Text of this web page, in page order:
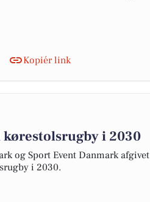
Kopiér link
i 2030
og Sport Event Danmark afgivet
i 2030.